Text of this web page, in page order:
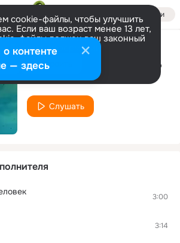
Войти
cookie-файлы, чтобы улучшить
Если ваш возраст менее 13 лет,
файлы должен ваш законный
Больше информации
Настроить
Однажды поймёшь
ANIVAR
Слушать
3:00
3:14
контенте
— здесь